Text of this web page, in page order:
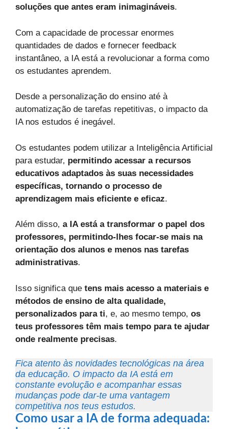
soluções que antes eram inimagináveis.
Com a capacidade de processar enormes
quantidades de dados e fornecer feedback
instantâneo, a IA está a revolucionar a forma como
os estudantes aprendem.
Desde a personalização do ensino até à
automatização de tarefas repetitivas, o impacto da
IA nos estudos é inegável.
Os estudantes podem utilizar a Inteligência Artificial
para estudar, permitindo acessar a recursos
educativos adaptados às suas necessidades
específicas, tornando o processo de
aprendizagem mais eficiente e eficaz.
Além disso, a IA está a transformar o papel dos
professores, permitindo-lhes focar-se mais na
orientação dos alunos e menos nas tarefas
administrativas.
Isso significa que tens mais acesso a materiais e
métodos de ensino de alta qualidade,
personalizados para ti, e, ao mesmo tempo, os
teus professores têm mais tempo para te ajudar
onde realmente precisas.
Fica atento às novidades tecnológicas na área
da educação. O impacto da IA está em
constante evolução e acompanhar essas
mudanças pode dar-te uma vantagem
competitiva nos teus estudos.
Como usar a IA de forma adequada: